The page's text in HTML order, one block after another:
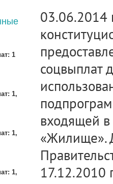
1
1,
1,
1,
03.06.2014
соцвыплат
входящей
«Жилище».
17.12.2010